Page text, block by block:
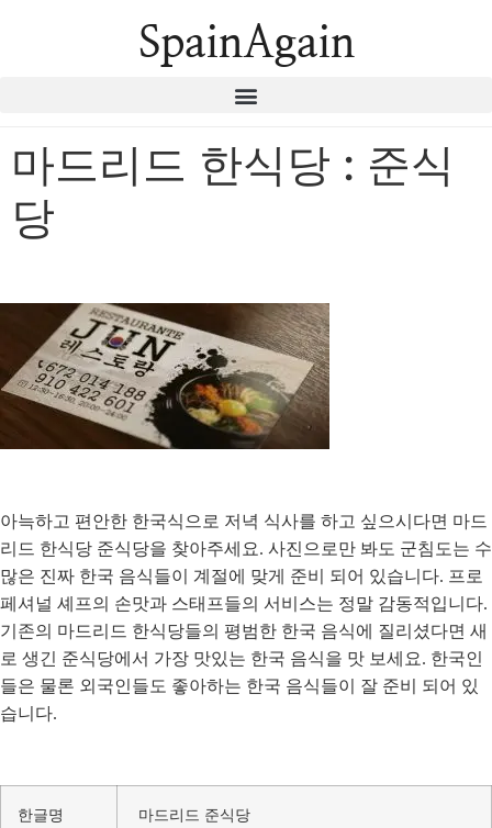
SpainAgain
마드리드 한식당 : 준식
당
아늑하고 편안한 한국식으로 저녁 식사를 하고 싶으시다면 마드
리드 한식당 준식당을 찾아주세요. 사진으로만 봐도 군침도는 수
많은 진짜 한국 음식들이 계절에 맞게 준비 되어 있습니다. 프로
페셔널 셰프의 손맛과 스태프들의 서비스는 정말 감동적입니다.
기존의 마드리드 한식당들의 평범한 한국 음식에 질리셨다면 새
로 생긴 준식당에서 가장 맛있는 한국 음식을 맛 보세요. 한국인
들은 물론 외국인들도 좋아하는 한국 음식들이 잘 준비 되어 있
습니다.
한글명 마드리드 준식당